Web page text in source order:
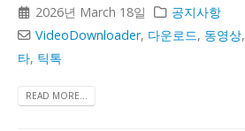
2026년 March 18일
공지사항
VideoDownloader, 다운로드, 동영상,
타, 틱톡
READ MORE...